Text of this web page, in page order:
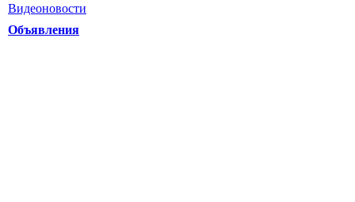
Видеоновости
Объявления